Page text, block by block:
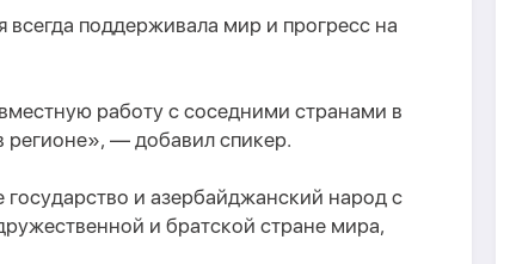
всегда поддерживала мир и прогресс на
работу с соседними странами в
регионе», — добавил спикер.
и азербайджанский народ с
и братской стране мира,